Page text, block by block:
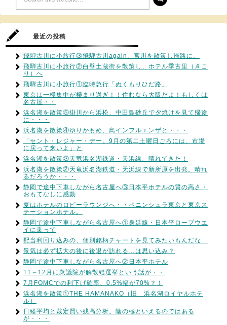
最近の投稿
飛騨古川に小旅行③飛騨古川again。宮川を散策し帰路に。
飛騨古川に小旅行②白壁土蔵街を散策し、ホテル季古里（きこ
り）へ
飛騨古川に小旅行①臨時急行「ぬくもりひだ路」
東京は一極集中が極まり過ぎ！！住むなら大阪だよ！もしくは
名古屋・・
浜名湖を散策⑤掛川から浜松、中田島砂丘で夕焼けを見て帰途
に・・・
浜名湖を散策④ゆりかもめ、鳥インフルエンザと・・・
「セント・レジャー・デー。9月の第二土曜日ごろには、市場
に戻って来いよ」と
浜名湖を散策③天竜浜名湖鉄道・天浜線、晴れてきた！
浜名湖を散策②天竜浜名湖鉄道・天浜線で新所原を出発。晴れ
るだろうか・・・
静岡で途中下車しながら名古屋へ③日本平ホテルの質の高さ・
おもてなしに感動
夏はホテルのロビーラウンジへ・・ペニンシュラ東京と東京ス
テーションホテル。
静岡で途中下車しながら名古屋へ①身延線・日本平ロープウエ
イに乗って
配当利回り込みの、個別銘柄チャートを見てみたいもんだな…
景気は必ず拡大の後に後退が訪れる…は思い込み？
静岡で途中下車しながら名古屋へ②日本平ホテル
11～12月に衆議院が解散総選挙という話が・・
7月FOMCでの利下げ確率、0.5%幅が70%？！
浜名湖を散策①THE HAMANAKO（旧 浜名湖ロイヤルホテ
ル）
日経平均と裁定買い残高分析。陰の極といえるのではある
が・・・